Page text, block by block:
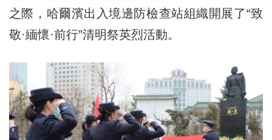
之際，哈爾濱出入境邊防檢查站組織開展了“致
敬·緬懷·前行”清明祭英烈活動。